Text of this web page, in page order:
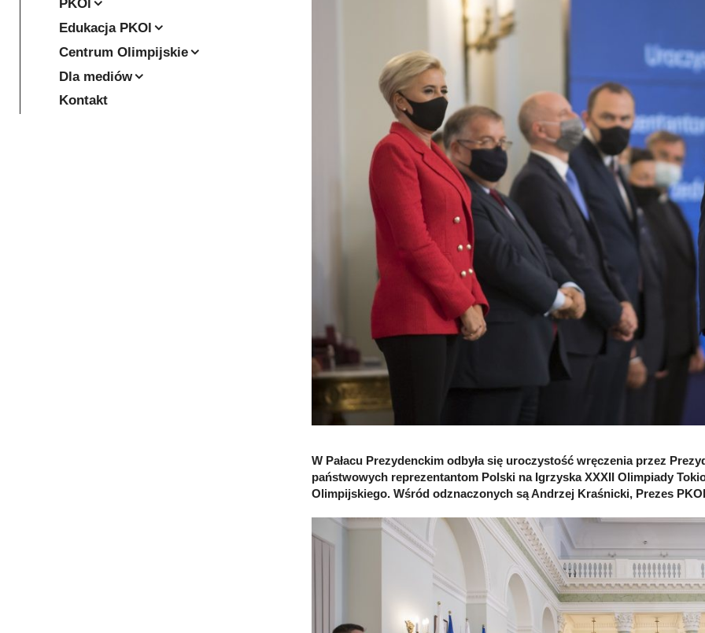
W Pałacu Prezydenckim odbyła się uroczystość wręczenia przez
państwowych reprezentantom Polski na Igrzyska XXXII Olimpiady
Olimpijskiego. Wśród odznaczonych są Andrzej Kraśnicki, Prezes
PKOl
Edukacja PKOl
Centrum Olimpijskie
Dla mediów
Kontakt